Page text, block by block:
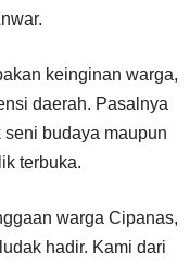
keinginan warga,
daerah. Pasalnya
budaya maupun
terbuka.
warga Cipanas,
hadir. Kami dari